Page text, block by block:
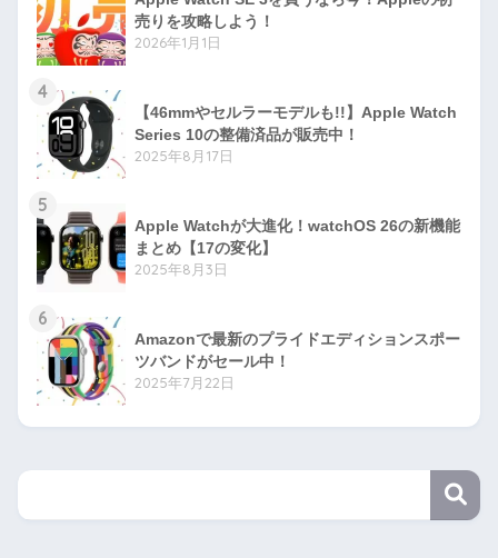
売りを攻略しよう！
2026年1月1日
4
【46mmやセルラーモデルも!!】Apple Watch
Series 10の整備済品が販売中！
2025年8月17日
5
Apple Watchが大進化！watchOS 26の新機能
まとめ【17の変化】
2025年8月3日
6
Amazonで最新のプライドエディションスポー
ツバンドがセール中！
2025年7月22日